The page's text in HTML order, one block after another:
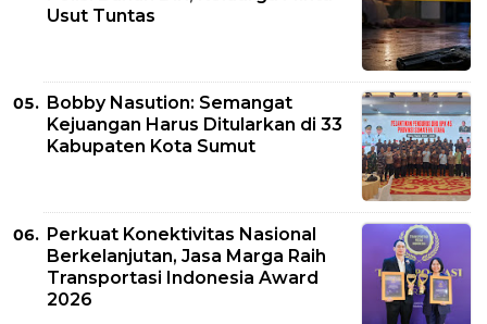
Usut Tuntas
Bobby Nasution: Semangat
Kejuangan Harus Ditularkan di 33
Kabupaten Kota Sumut
Perkuat Konektivitas Nasional
Berkelanjutan, Jasa Marga Raih
Transportasi Indonesia Award
2026